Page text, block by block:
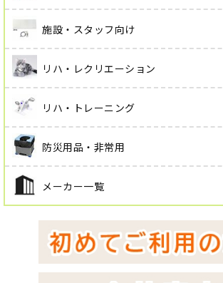
施設・スタッフ向け
リハ・レクリエーション
リハ・トレーニング
防災用品・非常用
メーカー一覧